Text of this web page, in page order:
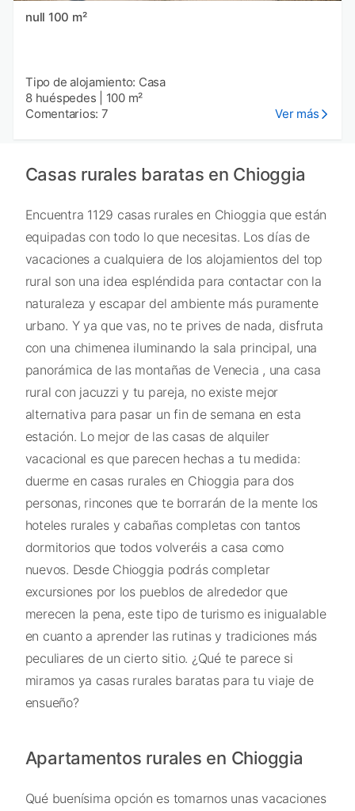
null 100 m²
Tipo de alojamiento: Casa
8 huéspedes
100 m²
Comentarios: 7
Ver más
Casas rurales baratas en Chioggia
Encuentra 1129 casas rurales en Chioggia que están
equipadas con todo lo que necesitas. Los días de
vacaciones a cualquiera de los alojamientos del top
rural son una idea espléndida para contactar con la
naturaleza y escapar del ambiente más puramente
urbano. Y ya que vas, no te prives de nada, disfruta
con una chimenea iluminando la sala principal, una
panorámica de las montañas de Venecia , una casa
rural con jacuzzi y tu pareja, no existe mejor
alternativa para pasar un fin de semana en esta
estación. Lo mejor de las casas de alquiler
vacacional es que parecen hechas a tu medida:
duerme en casas rurales en Chioggia para dos
personas, rincones que te borrarán de la mente los
hoteles rurales y cabañas completas con tantos
dormitorios que todos volveréis a casa como
nuevos. Desde Chioggia podrás completar
excursiones por los pueblos de alrededor que
merecen la pena, este tipo de turismo es inigualable
en cuanto a aprender las rutinas y tradiciones más
peculiares de un cierto sitio. ¿Qué te parece si
miramos ya casas rurales baratas para tu viaje de
ensueño?
Apartamentos rurales en Chioggia
Qué buenísima opción es tomarnos unas vacaciones